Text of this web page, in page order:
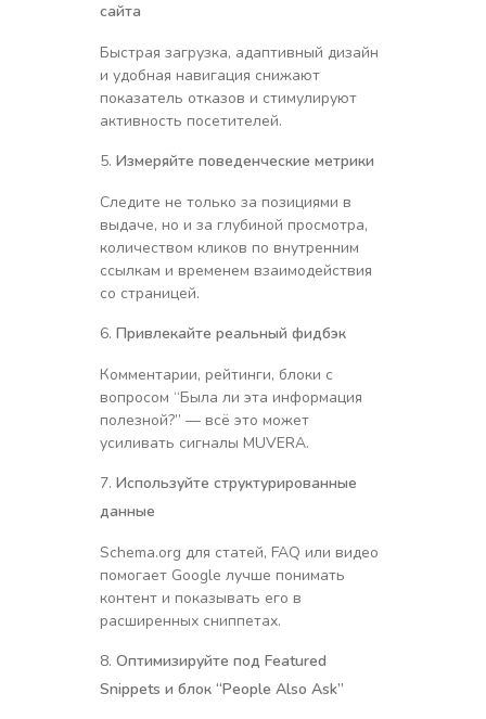
сайта
Быстрая загрузка, адаптивный дизайн
и удобная навигация снижают
показатель отказов и стимулируют
активность посетителей.
Измеряйте поведенческие метрики
Следите не только за позициями в
выдаче, но и за глубиной просмотра,
количеством кликов по внутренним
ссылкам и временем взаимодействия
со страницей.
Привлекайте реальный фидбэк
Комментарии, рейтинги, блоки с
вопросом “Была ли эта информация
полезной?” — всё это может
усиливать сигналы MUVERA.
Используйте структурированные
данные
Schema.org для статей, FAQ или видео
помогает Google лучше понимать
контент и показывать его в
расширенных сниппетах.
Оптимизируйте под Featured
Snippets и блок “People Also Ask”